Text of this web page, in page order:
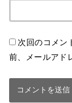
次回のコメン
前、メールアド